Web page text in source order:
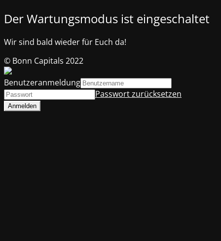
Der Wartungsmodus ist eingeschaltet
Wir sind bald wieder für Euch da!
© Bonn Capitals 2022
Benutzeranmeldung
Passwort zurücksetzen